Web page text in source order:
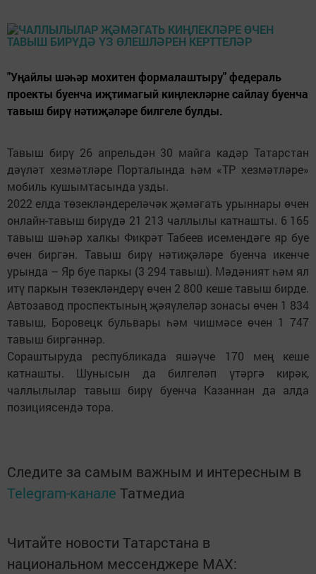
"Уңайлы шәһәр мохитен формалаштыру" федераль
проекты буенча иҗтимагый киңлекләрне сайлау буенча
тавыш бирү нәтиҗәләре билгеле булды.
Тавыш бирү 26 апрельдән 30 майга кадәр Татарстан
дәүләт хезмәтләре Порталында һәм «ТР хезмәтләре»
мобиль кушымтасында узды.
2022 елда төзекләндереләчәк җәмәгать урыннары өчен
онлайн-тавыш бирүдә 21 213 чаллылы катнашты. 6 165
тавыш шәһәр халкы Фикрәт Табеев исемендәге яр буе
өчен биргән. Тавыш бирү нәтиҗәләре буенча икенче
урында – Яр буе паркы (3 294 тавыш). Мәдәният һәм ял
итү паркын төзекләндерү өчен 2 800 кеше тавыш бирде.
Автозавод проспектының җәяүлеләр зонасы өчен 1 834
тавыш, Боровецк бульвары һәм чишмәсе өчен 1 747
тавыш биргәннәр.
Сораштыруда республикада яшәүче 170 мең кеше
катнашты. Шунысын да билгеләп үтәргә кирәк,
чаллылылар тавыш бирү буенча Казаннан да алда
позициясендә тора.
Следите за самым важным и интересным в
Telegram-канале Татмедиа
Читайте новости Татарстана в
национальном мессенджере MАХ: